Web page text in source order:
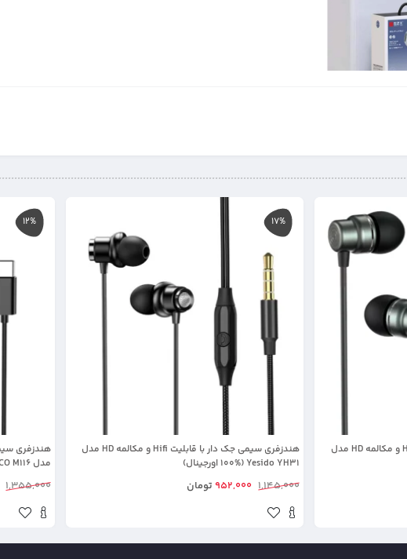
هندزفری سیمی جک دار با قابلیت Hifi و مکالمه HD مدل
17%
هندزفری سیمی جک دار با قابلیت Hifi و مکالمه HD مدل
Yesido YH31 (100% اورجینال)
1,145,000
952,000 تومان
12%
مدل HOCO M116 (100% اورجینال)
1,355,000